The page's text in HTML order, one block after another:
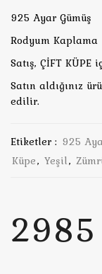
925 Ayar Gümüş
Rodyum Kaplama
Satış, ÇİFT KÜPE
Satın aldığınız
edilir.
Etiketler : 925
Küpe, Yeşil,